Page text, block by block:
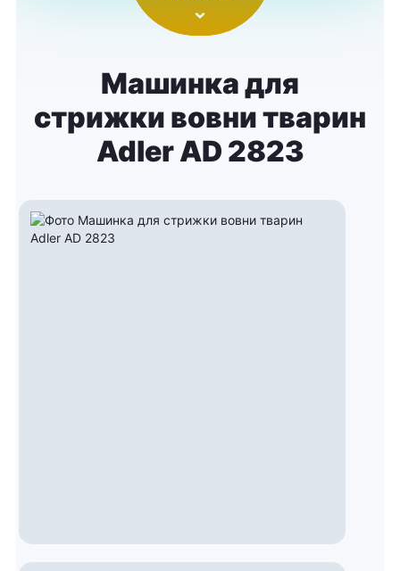
Машинка для
стрижки вовни тварин
Adler AD 2823